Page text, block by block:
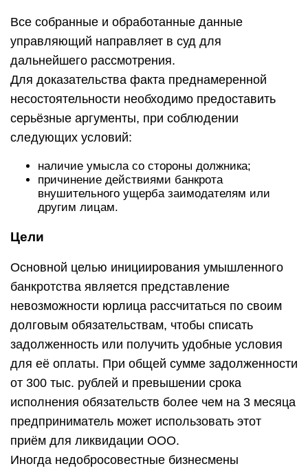
Все собранные и обработанные данные
управляющий направляет в суд для
дальнейшего рассмотрения.
Для доказательства факта преднамеренной
несостоятельности необходимо предоставить
серьёзные аргументы, при соблюдении
следующих условий:
наличие умысла со стороны должника;
причинение действиями банкрота
внушительного ущерба заимодателям или
другим лицам.
Цели
Основной целью инициирования умышленного
банкротства является представление
невозможности юрлица рассчитаться по своим
долговым обязательствам, чтобы списать
задолженность или получить удобные условия
для её оплаты. При общей сумме задолженности
от 300 тыс. рублей и превышении срока
исполнения обязательств более чем на 3 месяца
предприниматель может использовать этот
приём для ликвидации ООО.
Иногда недобросовестные бизнесмены